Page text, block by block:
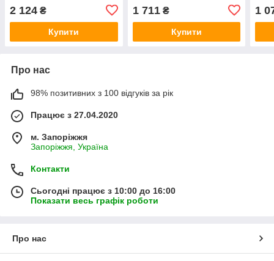
2 124 ₴
Купити
1 711₴
Купити
1
Про нас
98% позитивних з 100 відгуків за рік
Працює з 27.04.2020
м. Запоріжжя
Запоріжжя, Україна
Контакти
Сьогодні працює з 10:00 до 16:00
Показати весь графік роботи
Про нас